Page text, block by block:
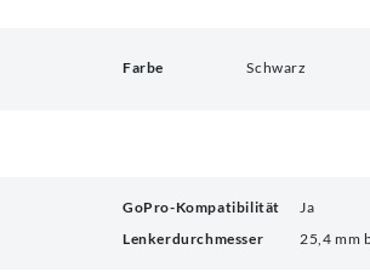
Farbe Schwarz
GoPro-Kompatibilität
Ja
Lenkerdurchmesser
25,4 mm